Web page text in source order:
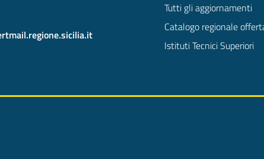
Tutti gli aggiornamenti
Catalogo regionale
Istituti Tecnici Superiori